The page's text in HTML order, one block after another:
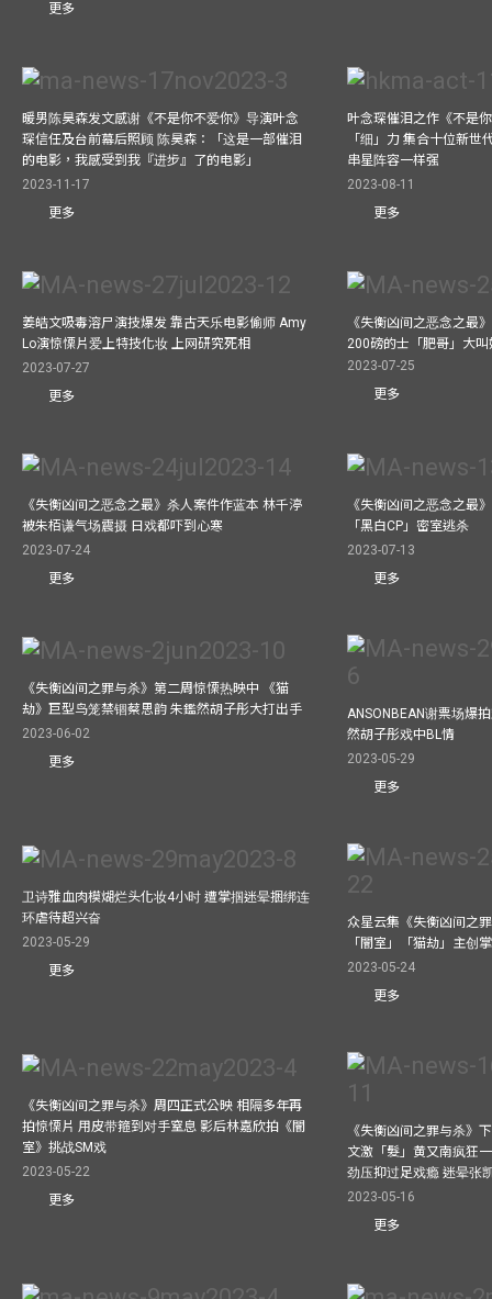
更多
暖男陈昊森发文感谢《不是你不爱你》导演叶念
琛信任及台前幕后照顾 陈昊森：「这是一部催泪
的电影，我感受到我『进步』了的电影」
2023-11-17
更多
叶念琛催泪之作《不是
「细」力 集合十位新
串星阵容一样强
2023-08-11
更多
姜皓文吸毒溶尸演技爆发 靠古天乐电影偷师 Amy
Lo演惊慄片爱上特技化妆 上网研究死相
2023-07-27
更多
《失衡凶间之恶念之最
200磅的士「肥哥」大叫
2023-07-25
更多
《失衡凶间之恶念之最》杀人案件作蓝本 林千渟
被朱栢谦气场震摄 日戏都吓到心寒
2023-07-24
更多
《失衡凶间之恶念之最
「黑白CP」密室逃杀
2023-07-13
更多
《失衡凶间之罪与杀》第二周惊慄热映中 《猫
劫》巨型鸟笼禁锢蔡思韵 朱鑑然胡子彤大打出手
2023-06-02
更多
ANSONBEAN谢票场爆
然胡子彤戏中BL情
2023-05-29
更多
卫诗雅血肉模煳烂头化妆4小时 遭掌掴迷晕捆绑连
环虐待超兴奋
2023-05-29
更多
众星云集《失衡凶间之
「闇室」「猫劫」主创
2023-05-24
更多
《失衡凶间之罪与杀》周四正式公映 相隔多年再
拍惊慄片 用皮带箍到对手窒息 影后林嘉欣拍《闇
室》挑战SM戏
2023-05-22
更多
《失衡凶间之罪与杀》
文激「髮」黄又南疯狂
劲压抑过足戏瘾 迷晕张
2023-05-16
更多